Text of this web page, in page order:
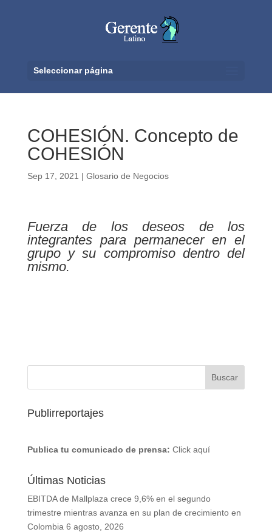
Seleccionar página
COHESIÓN. Concepto de
COHESIÓN
Sep 17, 2021 | Glosario de Negocios
Fuerza de los deseos de los
integrantes para permanecer en el
grupo y su compromiso dentro del
mismo.
Publirreportajes
Publica tu comunicado de prensa: Click aquí
Últimas Noticias
EBITDA de Mallplaza crece 9,6% en el segundo
trimestre mientras avanza en su plan de crecimiento en
Colombia 6 agosto, 2026